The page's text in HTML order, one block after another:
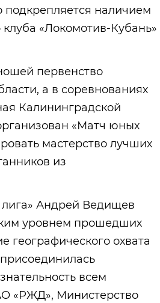
подкрепляется наличием
«Локомотив-Кубань»
первенство
а в соревнованиях
Калининградской
«Матч юных
мастерство лучших
из
Андрей Ведищев
уровнем прошедших
географического охвата
всем
«РЖД», Министерство